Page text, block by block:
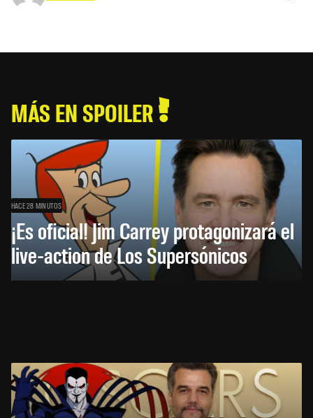
MÁS EN SPOILER
HACE 28 MINUTOS
¡Es oficial! Jim Carrey protagonizará el
live-action de Los Supersónicos